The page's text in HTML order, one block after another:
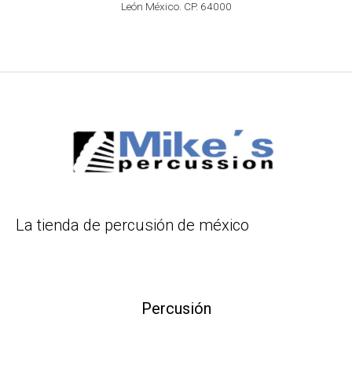
León México. CP. 64000
La tienda de percusión de méxico
Percusión